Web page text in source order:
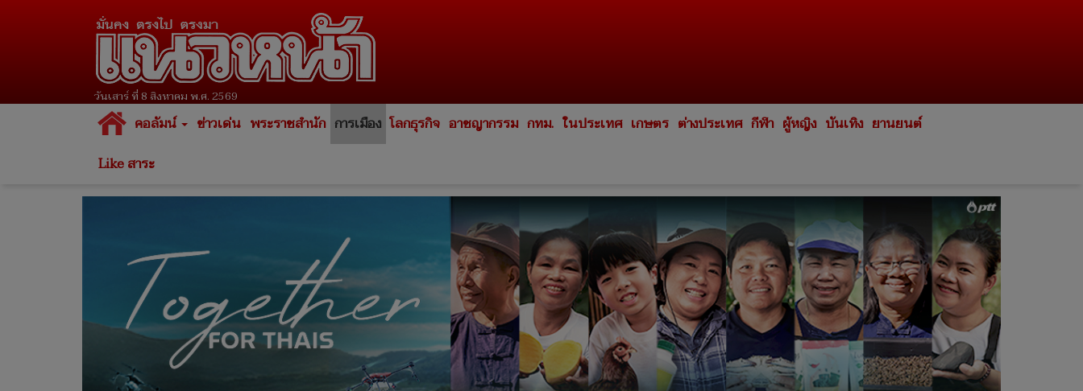
วันเสาร์ ที่ 8 สิงหาคม พ.ศ. 2569
คอลัมน์ ข่าวเด่น พระราชสำนัก การเมือง โลกธุรกิจ อาชญากรรม กทม. ในประเทศ เกษตร ต่างประเทศ กีฬา ผู้หญิง บันเทิง ยานยนต์
Like สาระ